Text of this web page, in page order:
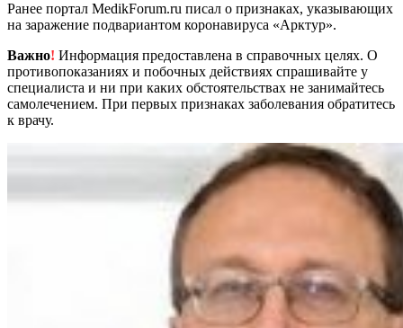
Ранее портал MedikForum.ru писал о признаках, указывающих
на заражение подвариантом коронавируса «Арктур».
Важно! Информация предоставлена в справочных целях. О
противопоказаниях и побочных действиях спрашивайте у
специалиста и ни при каких обстоятельствах не занимайтесь
самолечением. При первых признаках заболевания обратитесь
к врачу.